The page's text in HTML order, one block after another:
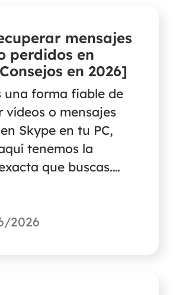
mensajes
perdidos en
en 2026]
una forma fiable de
vídeos o mensajes
Skype en tu PC,
tenemos la
que buscas.
videollamadas
Skype en tu PC con
2026